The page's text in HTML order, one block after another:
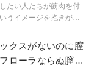
たい人たちが筋肉を付
うイメージを抱きが
切な栄養素なのです。
崎まいこ先生に、プロ
えていただきました。
クスがないのに膣
ローラならぬ膣内